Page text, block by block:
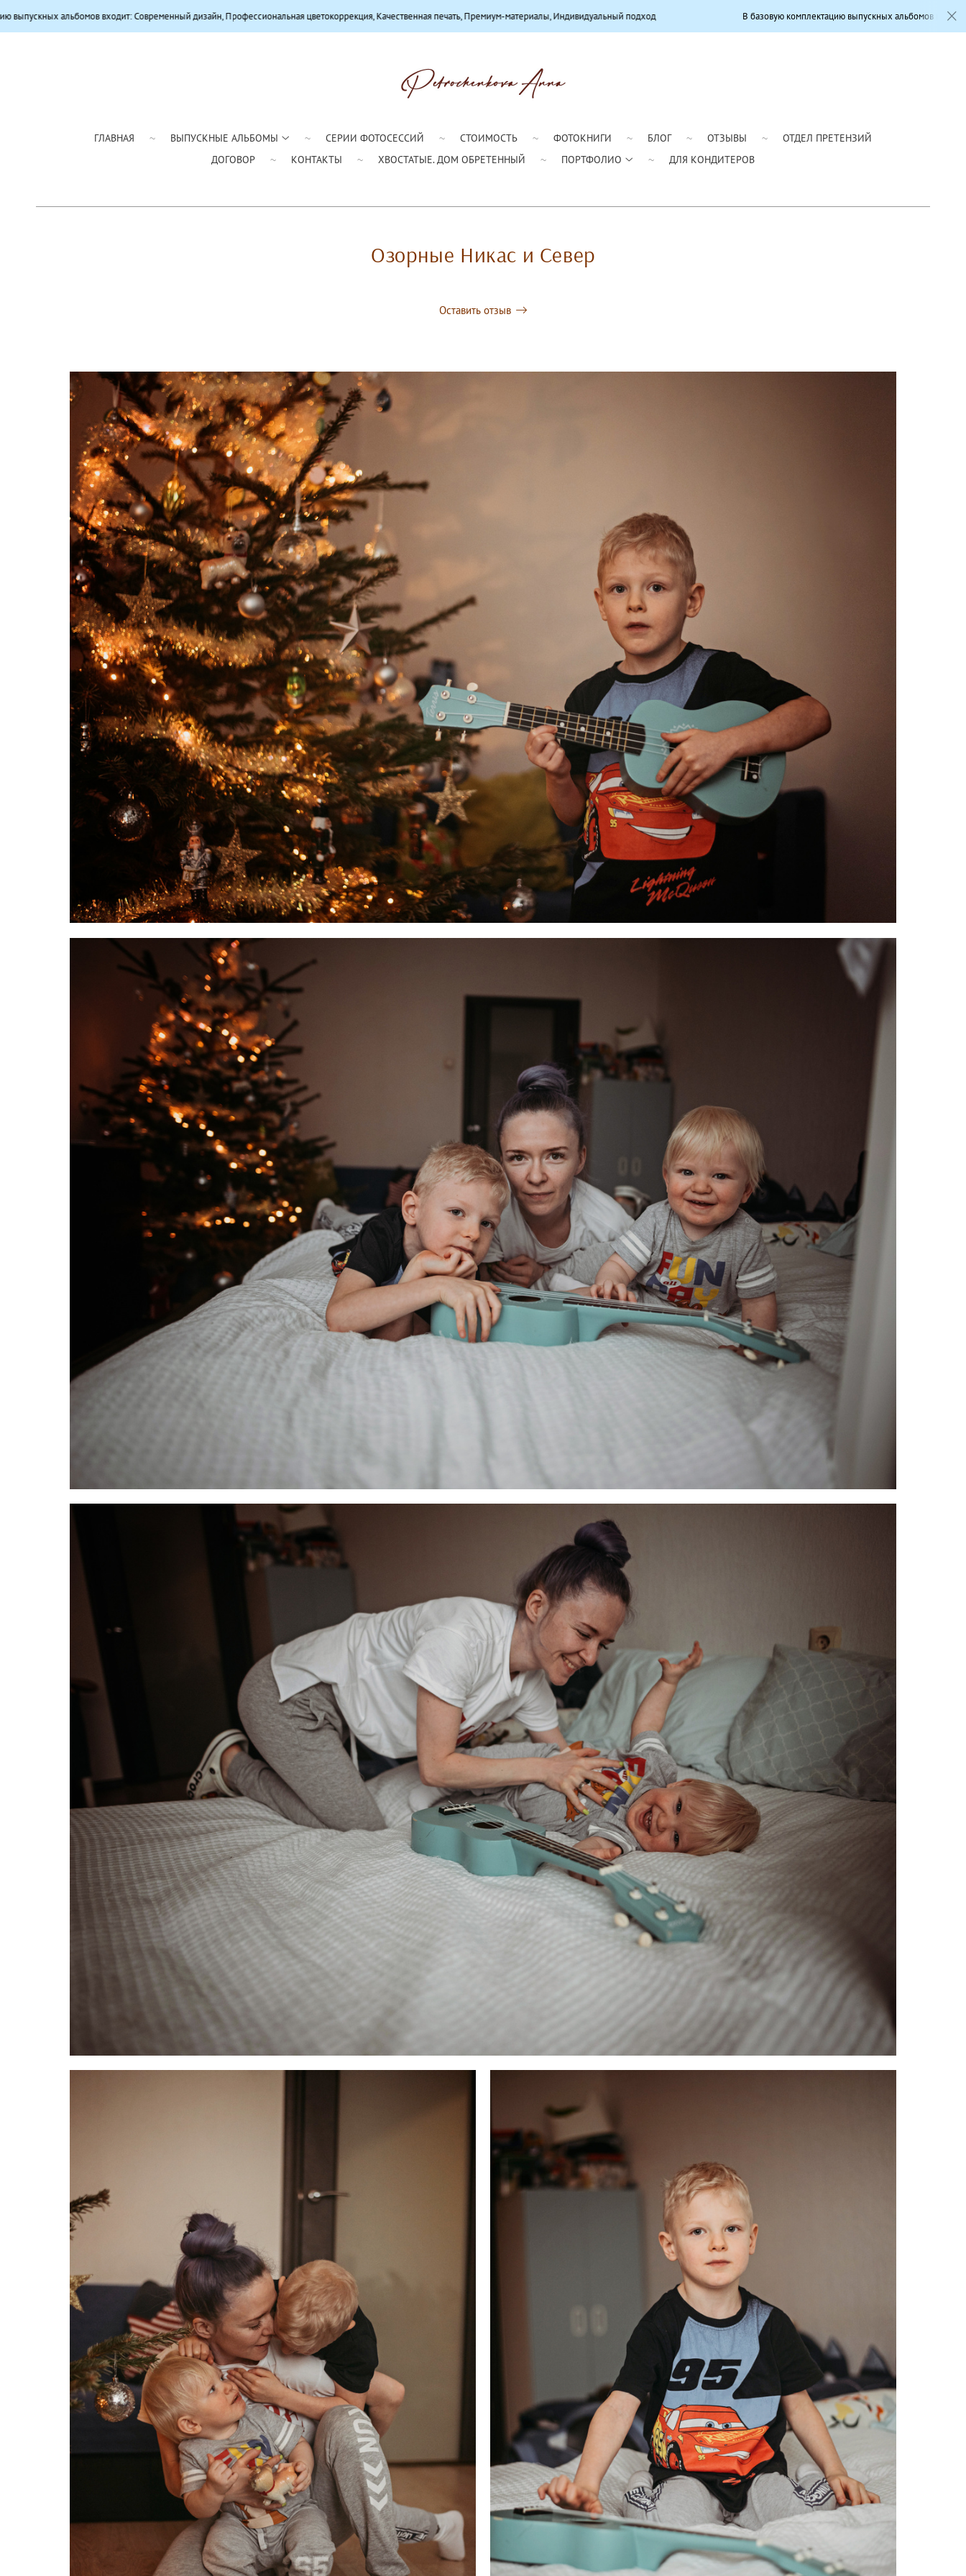
ГЛАВНАЯ ВЫПУСКНЫЕ АЛЬБОМЫ СЕРИИ ФОТОСЕССИЙ СТОИМОСТЬ ФОТОКНИГИ БЛОГ ОТЗЫВЫ
ОТДЕЛ ПРЕТЕНЗИЙ
ДОГОВОР
КОНТАКТЫ ХВОСТАТЫЕ. ДОМ ОБРЕТЕННЫЙ ПОРТФОЛИО ДЛЯ КОНДИТЕРОВ
Озорные Никас и Север
Оставить отзыв
входит: Современный дизайн, Профессиональная цветокоррекция, Качественная печать, Премиум-материалы, Индивидуальный подход В базовую комплектацию выпускных альбомов входит: Современный